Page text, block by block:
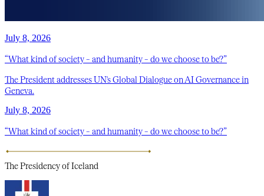
July 8, 2026
“What kind of society – and humanity – do we choose to be?”
The President addresses UN's Global Dialogue on AI Governance in
Geneva.
July 8, 2026
“What kind of society – and humanity – do we choose to be?”
The Presidencyof Iceland